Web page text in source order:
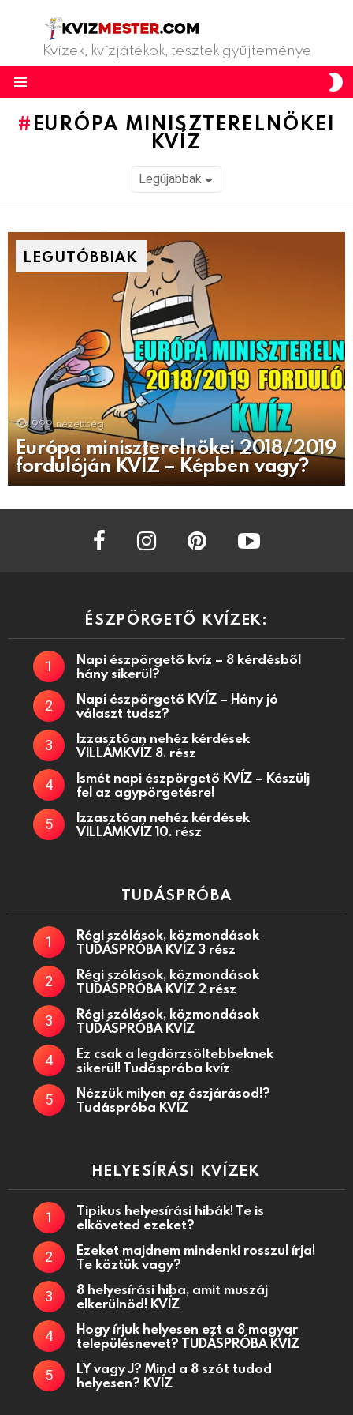
Kvízek, kvízjátékok, tesztek gyűjteménye
EURÓPA MINISZTERELNÖKEI
KVÍZ
LEGUTÓBBIAK
999 nézettség
Európa miniszterelnökei 2018/2019
fordulóján KVÍZ – Képben vagy?
facebook instagram
ÉSZPÖRGETŐ KVÍZEK:
Napi észpörgető kvíz – 8 kérdésből
hány sikerül?
Napi észpörgető KVÍZ – Hány jó
választ tudsz?
Izzasztóan nehéz kérdések
VILLÁMKVÍZ 8. rész
Ismét napi észpörgető KVÍZ – Készülj
fel az agypörgetésre!
Izzasztóan nehéz kérdések
VILLÁMKVÍZ 10. rész
TUDÁSPRÓBA
Régi szólások, közmondások
TUDÁSPRÓBA KVÍZ 3 rész
Régi szólások, közmondások
TUDÁSPRÓBA KVÍZ 2 rész
Régi szólások, közmondások
TUDÁSPRÓBA KVÍZ
Ez csak a legdörzsöltebbeknek
sikerül! Tudáspróba kvíz
Nézzük milyen az észjárásod!?
Tudáspróba KVÍZ
HELYESÍRÁSI KVÍZEK
Tipikus helyesírási hibák! Te is
elköveted ezeket?
Ezeket majdnem mindenki rosszul írja!
Te köztük vagy?
8 helyesírási hiba, amit muszáj
elkerülnöd! KVÍZ
Hogy írjuk helyesen ezt a 8 magyar
településnevet? TUDÁSPRÓBA KVÍZ
LY vagy J? Mind a 8 szót tudod
helyesen? KVÍZ